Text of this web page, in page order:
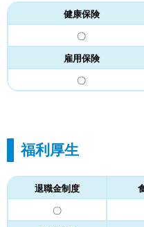
健康保険
〇
雇用保険
〇
福利厚生
退職金制度
〇